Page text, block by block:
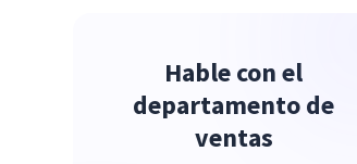
Hable con el
departamento de
ventas